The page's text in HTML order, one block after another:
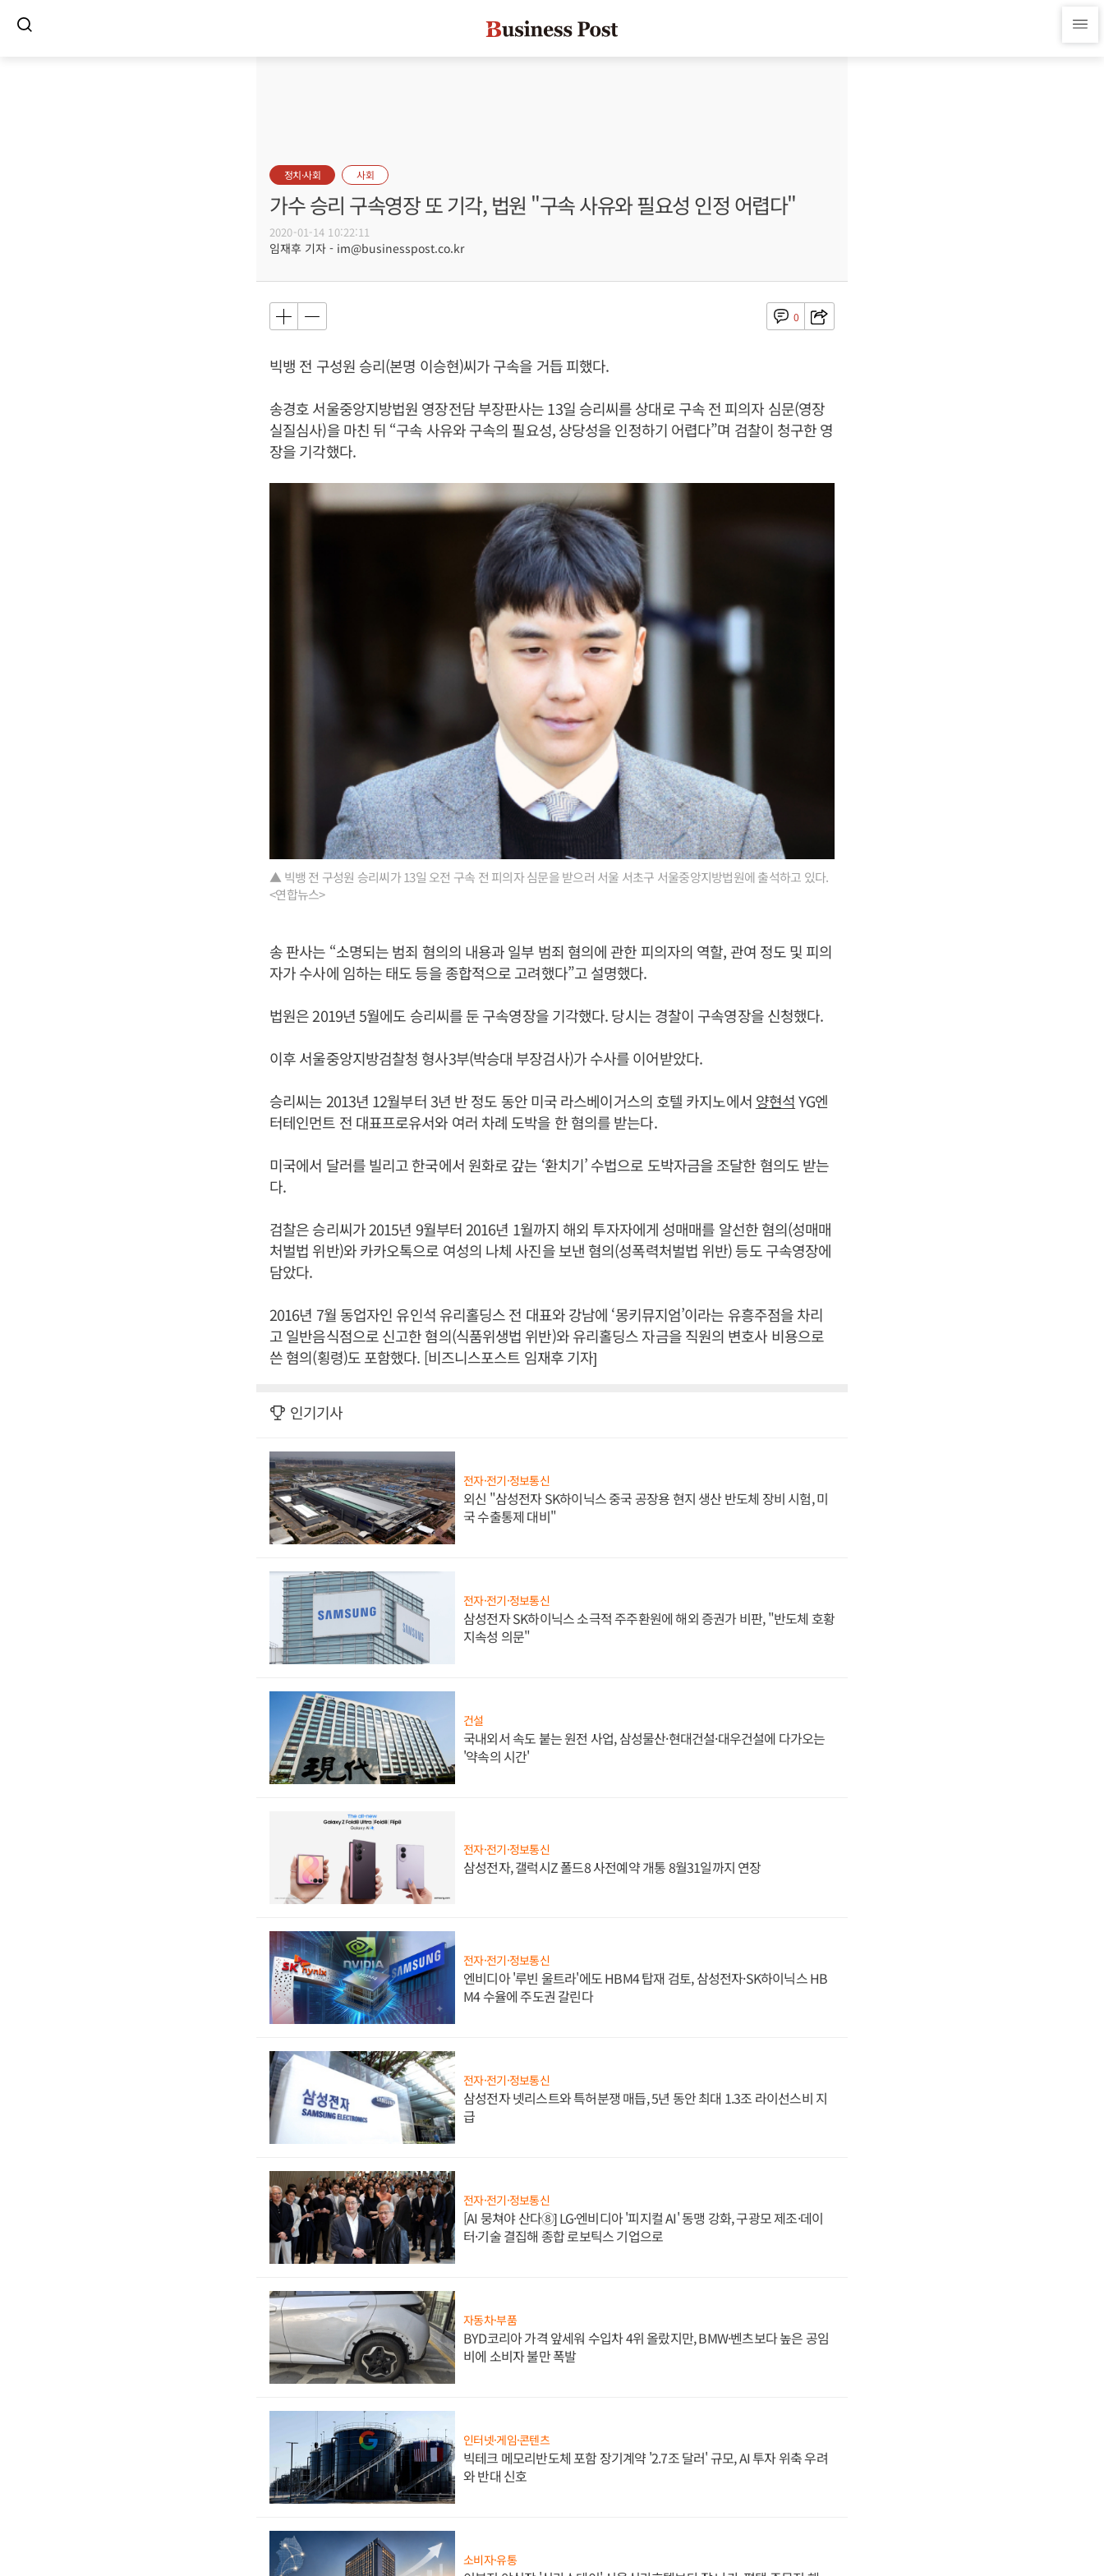
정치·사회 사회
가수 승리 구속영장 또 기각, 법원 "구속 사유와 필요성 인정 어렵다"
2020-01-14 10:22:11
임재후 기자 - im@businesspost.co.kr
0
빅뱅 전 구성원 승리(본명 이승현)씨가 구속을 거듭 피했다.
송경호 서울중앙지방법원 영장전담 부장판사는 13일 승리씨를 상대로 구속 전 피의자 심문(영장
실질심사)을 마친 뒤 “구속 사유와 구속의 필요성, 상당성을 인정하기 어렵다”며 검찰이 청구한 영
장을 기각했다.
▲ 빅뱅 전 구성원 승리씨가 13일 오전 구속 전 피의자 심문을 받으러 서울 서초구 서울중앙지방법원에 출석하고 있다.
<연합뉴스>
송 판사는 “소명되는 범죄 혐의의 내용과 일부 범죄 혐의에 관한 피의자의 역할, 관여 정도 및 피의
자가 수사에 임하는 태도 등을 종합적으로 고려했다”고 설명했다.
법원은 2019년 5월에도 승리씨를 둔 구속영장을 기각했다. 당시는 경찰이 구속영장을 신청했다.
이후 서울중앙지방검찰청 형사3부(박승대 부장검사)가 수사를 이어받았다.
승리씨는 2013년 12월부터 3년 반 정도 동안 미국 라스베이거스의 호텔 카지노에서 양현석YG엔
터테인먼트 전 대표프로유서와 여러 차례 도박을 한 혐의를 받는다.
미국에서 달러를 빌리고 한국에서 원화로 갚는 ‘환치기’ 수법으로 도박자금을 조달한 혐의도 받는
다.
검찰은 승리씨가 2015년 9월부터 2016년 1월까지 해외 투자자에게 성매매를 알선한 혐의(성매매
처벌법 위반)와 카카오톡으로 여성의 나체 사진을 보낸 혐의(성폭력처벌법 위반) 등도 구속영장에
담았다.
2016년 7월 동업자인 유인석 유리홀딩스 전 대표와 강남에 ‘몽키뮤지엄’이라는 유흥주점을 차리
고 일반음식점으로 신고한 혐의(식품위생법 위반)와 유리홀딩스 자금을 직원의 변호사 비용으로
쓴 혐의(횡령)도 포함했다. [비즈니스포스트 임재후 기자]
인기기사
전자·전기·정보통신
외신 "삼성전자 SK하이닉스 중국 공장용 현지 생산 반도체 장비 시험, 미
국 수출통제 대비"
전자·전기·정보통신
삼성전자 SK하이닉스 소극적 주주환원에 해외 증권가 비판, "반도체 호황
지속성 의문"
건설
국내외서 속도 붙는 원전 사업, 삼성물산·현대건설·대우건설에 다가오는
'약속의 시간'
전자·전기·정보통신
삼성전자, 갤럭시Z 폴드8 사전예약 개통 8월31일까지 연장
전자·전기·정보통신
엔비디아 '루빈 울트라'에도 HBM4 탑재 검토, 삼성전자·SK하이닉스 HB
M4 수율에 주도권 갈린다
전자·전기·정보통신
삼성전자 넷리스트와 특허분쟁 매듭, 5년 동안 최대 1.3조 라이선스비 지
급
전자·전기·정보통신
[AI 뭉쳐야 산다⑧] LG·엔비디아 '피지컬 AI' 동맹 강화, 구광모 제조·데이
터·기술 결집해 종합 로보틱스 기업으로
자동차·부품
BYD코리아 가격 앞세워 수입차 4위 올랐지만, BMW·벤츠보다 높은 공임
비에 소비자 불만 폭발
인터넷·게임·콘텐츠
빅테크 메모리반도체 포함 장기계약 '2.7조 달러' 규모, AI 투자 위축 우려
와 반대 신호
소비자·유통